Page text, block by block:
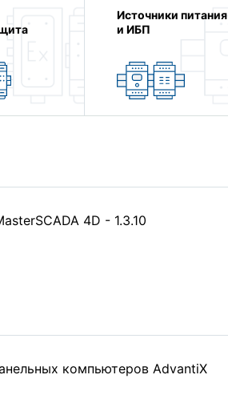
Источники питания
и ИБП
4D - 1.3.10
компьютеров AdvantiX